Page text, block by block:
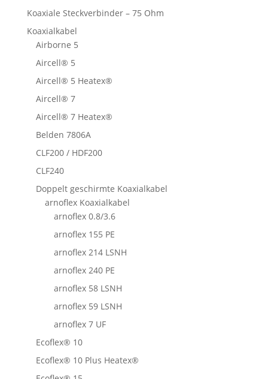
Koaxiale Steckverbinder – 75 Ohm
Koaxialkabel
Airborne 5
Aircell® 5
Aircell® 5 Heatex®
Aircell® 7
Aircell® 7 Heatex®
Belden 7806A
CLF200 / HDF200
CLF240
Doppelt geschirmte Koaxialkabel
arnoflex Koaxialkabel
arnoflex 0.8/3.6
arnoflex 155 PE
arnoflex 214 LSNH
arnoflex 240 PE
arnoflex 58 LSNH
arnoflex 59 LSNH
arnoflex 7 UF
Ecoflex® 10
Ecoflex® 10 Plus Heatex®